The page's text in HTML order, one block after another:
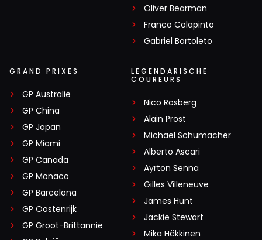
Oliver Bearman
Franco Colapinto
Gabriel Bortoleto
GRAND PRIXES
GP Australië
GP China
GP Japan
GP Miami
GP Canada
GP Monaco
GP Barcelona
GP Oostenrijk
GP Groot-Brittannië
LEGENDARISCHE
COUREURS
Nico Rosberg
Alain Prost
Michael Schumacher
Alberto Ascari
Ayrton Senna
Gilles Villeneuve
James Hunt
Jackie Stewart
Mika Häkkinen